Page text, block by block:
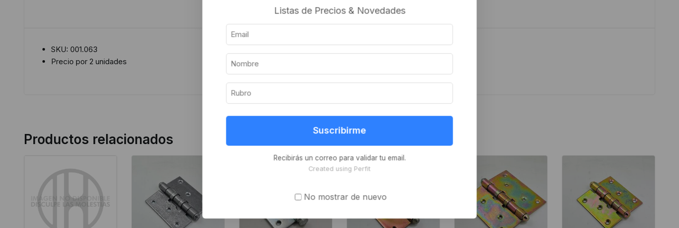
Descripción Información adicional
SKU: 001.063
Precio por 2 unidades
Productos relacionados
Listas de Precios & Novedades
Suscribirme
Recibirás un correo para validar tu email.
Created using Perfit
No mostrar de nuevo